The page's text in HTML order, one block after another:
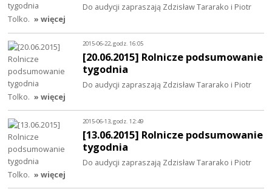
Do audycji zapraszają Zdzisław Tararako i Piotr
Tolko. » więcej
2015-06-22, godz. 16:05
[20.06.2015] Rolnicze podsumowanie
tygodnia
Do audycji zapraszają Zdzisław Tararako i Piotr
Tolko. » więcej
2015-06-13, godz. 12:49
[13.06.2015] Rolnicze podsumowanie
tygodnia
Do audycji zapraszają Zdzisław Tararako i Piotr
Tolko. » więcej